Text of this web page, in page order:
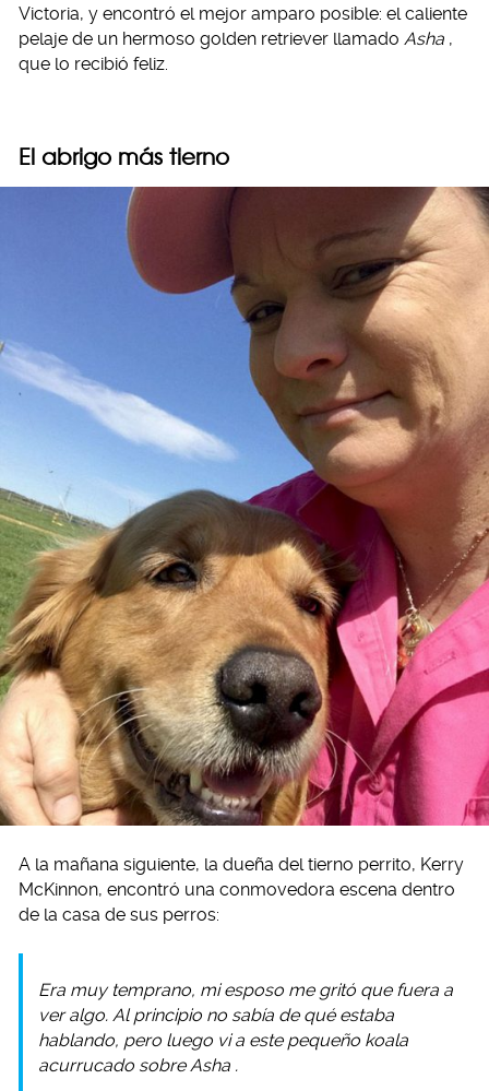
Victoria, y encontró el mejor amparo posible: el caliente
pelaje de un hermoso golden retriever llamado Asha ,
que lo recibió feliz.
El abrigo más tierno
A la mañana siguiente, la dueña del tierno perrito, Kerry
McKinnon, encontró una conmovedora escena dentro
de la casa de sus perros:
Era muy temprano, mi esposo me gritó que fuera a
ver algo. Al principio no sabía de qué estaba
hablando, pero luego vi a este pequeño koala
acurrucado sobre Asha .